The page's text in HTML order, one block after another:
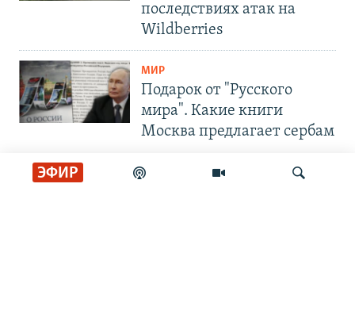
ЭФИР
последствиях атак на
Wildberries
МИР
Подарок от "Русского
мира". Какие книги
Москва предлагает сербам